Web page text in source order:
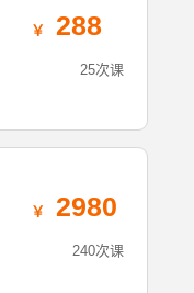
288
25次课
2980
240次课